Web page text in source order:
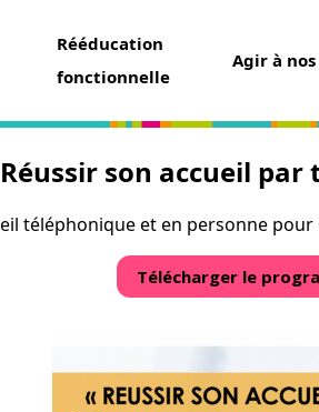
Rééducation
fonctionnelle
Agir à
assurance vie
famille d’accueil
bénévole
Réussir son accueil
téléphonique et en personne
Télécharger le